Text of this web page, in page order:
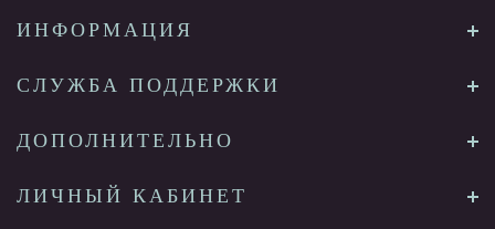
ИНФОРМАЦИЯ
СЛУЖБА ПОДДЕРЖКИ
ДОПОЛНИТЕЛЬНО
ЛИЧНЫЙ КАБИНЕТ